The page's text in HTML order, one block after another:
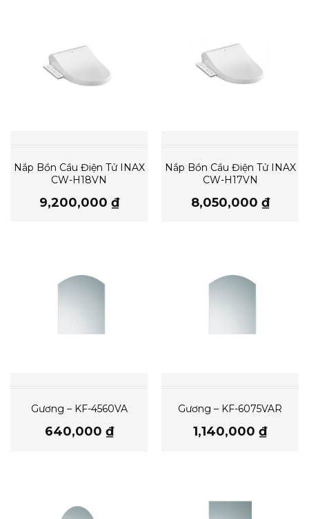
Nắp Bồn Cầu Điện Tử INAX
CW-H18VN
9,200,000 ₫
Nắp Bồn Cầu Điện Tử INAX
CW-H17VN
8,050,000 ₫
Gương – KF-4560VA
640,000 ₫
Gương – KF-6075VAR
1,140,000 ₫